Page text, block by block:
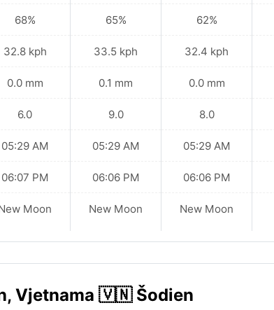
68%
32.8 kph
0.0 mm
6.0
05:29 AM
06:07 PM
Moon
65%
33.5 kph
0.1 mm
9.0
05:29 AM
06:06 PM
New Moon
62%
32.4 kph
0.0 mm
8.0
05:29 AM
06:06 PM
New Moon
Vjetnama 🇻🇳 Šodien